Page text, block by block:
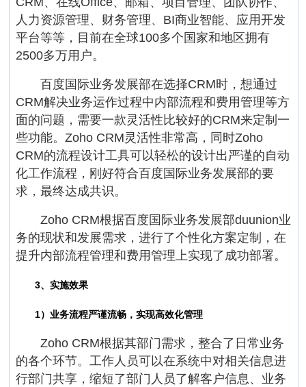
人力资源管理、财务管理、BI商业智能、应用开发
平台等等，目前在全球100多个国家和地区拥有
2500多万用户。
百度国际业务发展部在选择CRM时，想通过
CRM解决业务运作过程中内部流程和费用管理等方
面的问题，需要一款灵活性比较好的CRM来定制一
些功能。Zoho CRM灵活性非常高，同时Zoho
CRM的流程设计工具可以轻松的设计出严谨的自动
化工作流程，刚好符合百度国际业务发展部的要
求，最终达成共识。
Zoho CRM根据百度国际业务发展部duunion业
务的现状和发展需求，进行了个性化方案定制，在
提升内部流程管理和费用管理上实现了成功部署。
3、实施效果
1）业务流程严谨流畅，实现高效化管理
Zoho CRM根据其部门需求，整合了日常业务
的各个环节。工作人员可以在系统中对相关信息进
行部门共享，缩短了部门人员了解客户信息、业务